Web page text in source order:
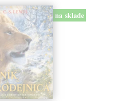
na sklade